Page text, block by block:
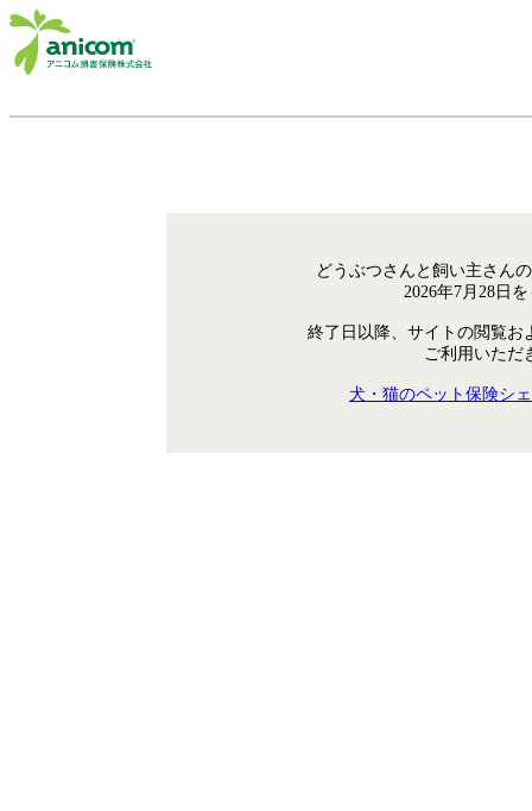
どうぶつさんと飼い主さん
2026年7月28日
終了日以降、サイトの閲覧お
ご利用いただ
犬・猫のペット保険シ